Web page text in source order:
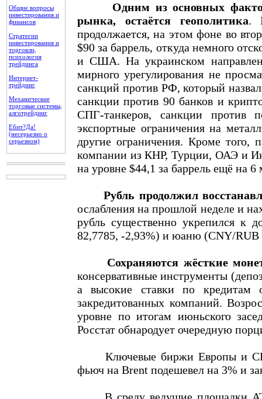
Общие вопросы
инвестирования и
финансов
Стратегии
инвестирования и
торговли,
психология
трейдинга
Интернет-
трейдинг
Механические
торговые системы,
алготрейдинг
Ебит?Да!
(несерьезно о
серьезном)
Одним из основных
рынка, остаётся геополитика.
продолжается, на этом фоне во
$90 за баррель, откуда немного
и США. На украинском
мирного урегулирования не
санкций против РФ, который
санкции против 90 банков и
СПГ-танкеров, санкции против
экспортные ограничения на
другие ограничения. Кроме того,
компании из КНР, Турции, ОАЭ и
на уровне $44,1 за баррель ещё на 6
Рубль продолжил
ослабления на прошлой неделе и
рубль существенно укрепился к
82,7785, -2,93%) и юаню (CNY/RUB
Сохраняются жёсткие
консервативные инструменты
а высокие ставки по кредитам
закредитованных компаний.
уровне по итогам июньского
Росстат обнародует очередную
Ключевые биржи Европы и США
фьюч на Brent подешевел на 3% и